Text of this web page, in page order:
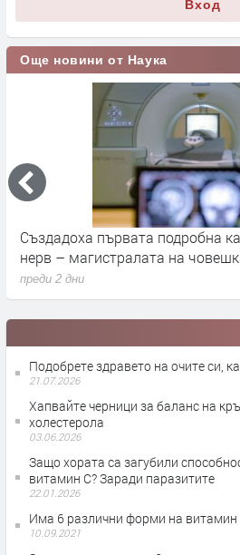
Вход
Още новини от Наука
Създадоха първата подробна
нерв – магистралата на
преди 2 дни
Подобрете здравето на очите си,
21.07.2026
Хапвайте черници за баланс на
холестерола
03.06.2026
Защо хората са загубили
витамин C? Заради паразитите
22.01.2026
Има 6 различни форми на витамин
10.09.2021